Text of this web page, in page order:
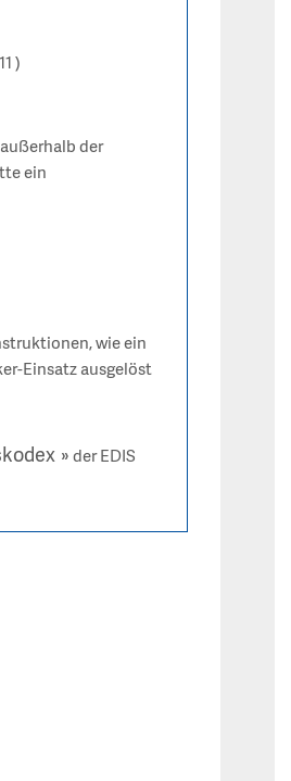
)
der
ein
wie ein
Einsatz ausgelöst
der EDIS